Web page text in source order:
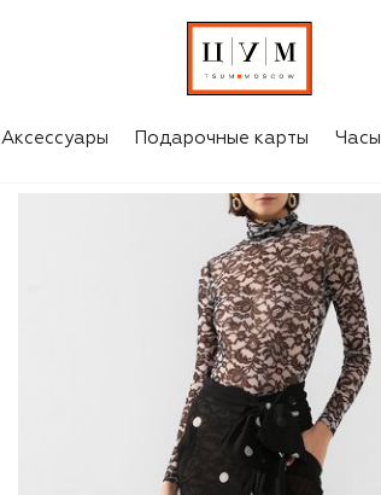
Аксессуары Подарочные карты Часы